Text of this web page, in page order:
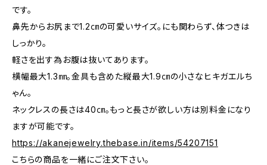
です。
鼻先からお尻まで1.2㎝の可愛いサイズ。にも関わらず、体つきは
しっかり。
軽さを出す為お腹は抜いてあります。
横幅最大1.3㎜。金具も含めた縦最大1.9㎝の小さなヒキガエルち
ゃん。
ネックレスの長さは40㎝。もっと長さが欲しい方は別料金になり
ますが可能です。
https://akanejewelry.thebase.in/items/54207151
こちらの商品を一緒にご注文下さい。